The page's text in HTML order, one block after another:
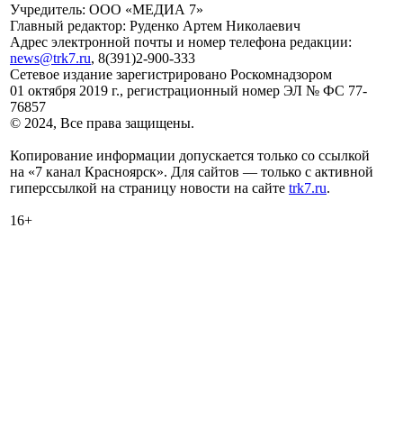
Учредитель: ООО «МЕДИА 7»
Главный редактор: Руденко Артем Николаевич
Адрес электронной почты и номер телефона редакции:
news@trk7.ru, 8(391)2-900-333
Сетевое издание зарегистрировано Роскомнадзором
01 октября 2019 г., регистрационный номер ЭЛ № ФС 77-
76857
© 2024, Все права защищены.
Копирование информации допускается только со ссылкой
на «7 канал Красноярск». Для сайтов — только с активной
гиперссылкой на страницу новости на сайте trk7.ru.
16+